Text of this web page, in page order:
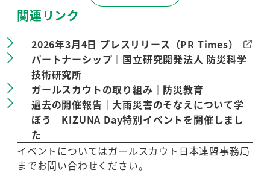
関連リンク
2026年3月4日 プレスリリース（PR Times）
パートナーシップ｜国立研究開発法人 防災科学
技術研究所
ガールスカウトの取り組み｜防災教育
過去の開催報告｜大雨災害のそなえについて学
ぼう KIZUNA Day特別イベントを開催しまし
た
イベントについてはガールスカウト日本連盟事務局
までお問い合わせください。